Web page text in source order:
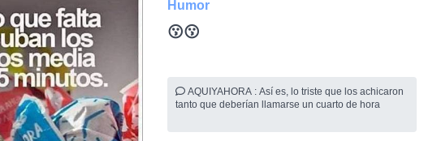
Humor
😗😗
AQUIYAHORA : Así es, lo triste que los achicaron
tanto que deberían llamarse un cuarto de hora